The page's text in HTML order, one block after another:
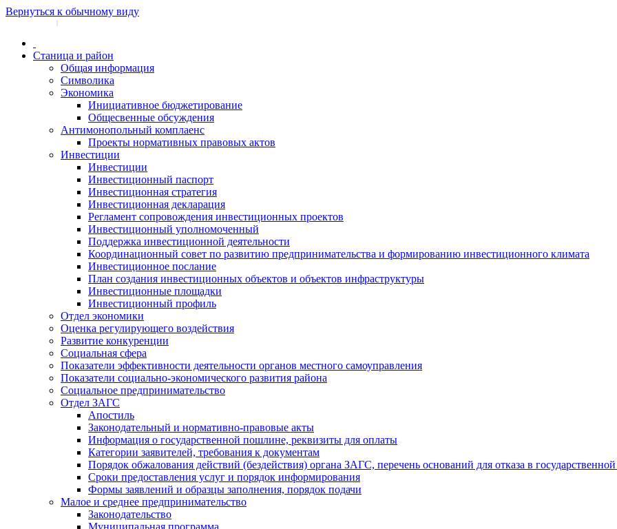
Вернуться к обычному виду
|
Станица и район
Общая информация
Символика
Экономика
Инициативное бюджетирование
Общесвенные обсуждения
Антимонопольный комплаенс
Проекты нормативных правовых актов
Инвестиции
Инвестиции
Инвестиционный паспорт
Инвестиционная стратегия
Инвестиционная декларация
Регламент сопровождения инвестиционных проектов
Инвестиционный уполномоченный
Поддержка инвестиционной деятельности
Координационный совет по развитию предпринимательства и формированию инвестиционного климата
Инвестиционное послание
План создания инвестиционных объектов и объектов инфраструктуры
Инвестиционные площадки
Инвестиционный профиль
Отдел экономики
Оценка регулирующего воздействия
Развитие конкуренции
Социальная сфера
Показатели эффективности деятельности органов местного самоуправления
Показатели социально-экономического развития района
Социальное предпринимательство
Отдел ЗАГС
Апостиль
Законодательный и нормативно-правовые акты
Информация о государственной пошлине, реквизиты для оплаты
Категории заявителей, требования к документам
Порядок обжалования действий (бездействия) органа ЗАГС, перечень оснований для отказа в
Сроки предоставления услуг и порядок информирования
Формы заявлений и образцы заполнения, порядок подачи
Малое и среднее предпринимательство
Законодательство
Муниципальная программа